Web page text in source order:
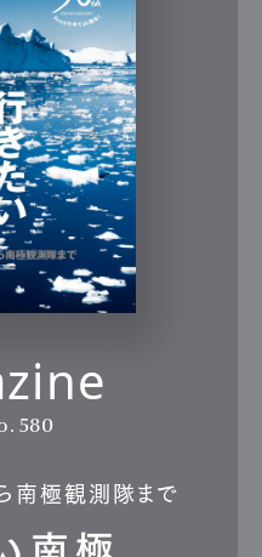
580
南極観測隊まで